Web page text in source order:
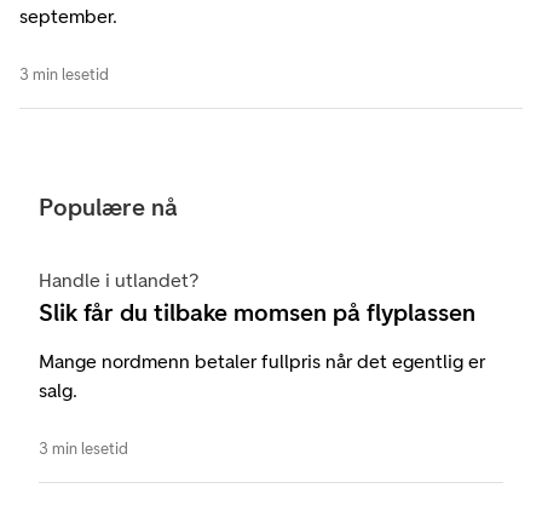
september.
3 min lesetid
Populære nå
Handle i utlandet?
Slik får du tilbake momsen på flyplassen
Mange nordmenn betaler fullpris når det egentlig er
salg.
3 min lesetid